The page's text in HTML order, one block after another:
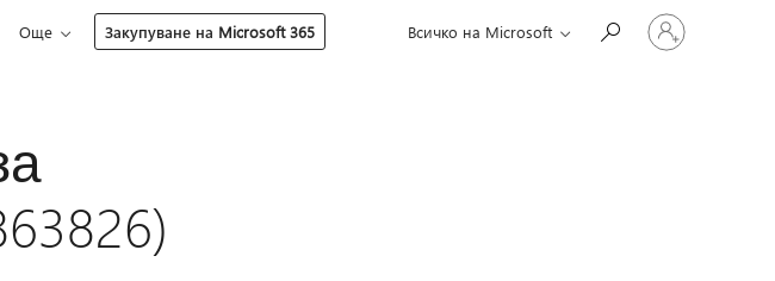
Още Закупуване на Microsoft 365 Всичко на Microsoft
Влезте
във
вашия